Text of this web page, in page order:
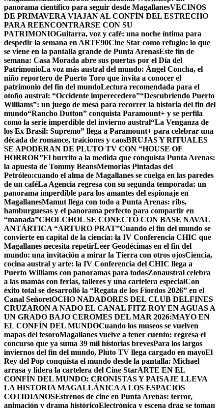
panorama científico para seguir desde MagallanesVECINOS
DE PRIMAVERA VIAJAN AL CONFÍN DEL ESTRECHO
PARA REENCONTRARSE CON SU
PATRIMONIOGuitarra, voz y café: una noche íntima para
despedir la semana en ARTE90Cine Star como refugio: lo que
se viene en la pantalla grande de Punta ArenasEste fin de
semana: Casa Morada abre sus puertas por el Día del
PatrimonioLa voz más austral del mundo: Ángel Concha, el
niño reportero de Puerto Toro que invita a conocer el
patrimonio del fin del mundoLectura recomendada para el
otoño austral: “Occidente imperecedero”“Descubriendo Puerto
Williams”: un juego de mesa para recorrer la historia del fin del
mundo“Rancho Dutton” conquista Paramount+ y se perfila
como la serie imperdible del invierno austral“La Venganza de
los Ex Brasil: Supremo” llega a Paramount+ para celebrar una
década de romance, traiciones y caosBRUJAS Y RITUALES
SE APODERAN DE PLUTO TV CON “HOUSE OF
HORROR”El burrito a la medida que conquista Punta Arenas:
la apuesta de Tommy BeansMemorias Pintadas del
Petróleo:cuando el alma de Magallanes se cuelga en las paredes
de un caféLa Agencia regresa con su segunda temporada: un
panorama imperdible para los amantes del espionaje en
MagallanesMamut llega con todo a Punta Arenas: ribs,
hamburguesas y el panorama perfecto para compartir en
“manada”CHOLCHOL SE CONECTÓ CON BASE NAVAL
ANTÁRTICA “ARTURO PRAT”Cuando el fin del mundo se
convierte en capital de la ciencia: la IV Conferencia CHIC que
Magallanes necesita repetirLeer Geodécimas en el fin del
mundo: una invitación a mirar la Tierra con otros ojosCiencia,
cocina austral y arte: la IV Conferencia del CHIC llega a
Puerto Williams con panoramas para todosZonaustral celebra
a las mamás con ferias, talleres y una cartelera especialCon
éxito total se desarrolló la “Regata de los Fiordos 2026” en el
Canal SeñoretOCHO NADADORES DEL CLUB DELFINES
CRUZARON A NADO EL CANAL FITZ ROY EN AGUAS A
UN GRADO BAJO CEROMES DEL MAR 2026:MAYO EN
EL CONFÍN DEL MUNDOCuando los museos se vuelven
mapas del tesoroMagallanes vuelve a tener cuento: regresa el
concurso que ya suma 39 mil historias brevesPara los largos
inviernos del fin del mundo, Pluto TV llega cargado en mayoEl
Rey del Pop conquista el mundo desde la pantalla: Michael
arrasa y lidera la cartelera del Cine StarARTE EN EL
CONFÍN DEL MUNDO: CRONISTAS Y PAISAJE LLEVA
LA HISTORIA MAGALLÁNICA A LOS ESPACIOS
COTIDIANOSEstrenos de cine en Punta Arenas: terror,
animación y drama históricoElectrónica y escena drag se toman